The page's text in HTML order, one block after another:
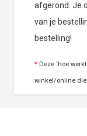
afgerond. Je
van je
bestelling!
* Deze ‘hoe
winkel/online